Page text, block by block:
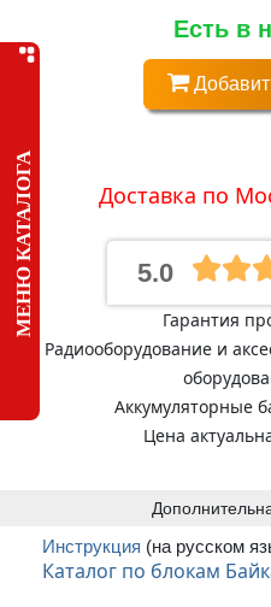
МЕНЮ КАТАЛОГА
Есть в
Доставка по
5.0
Гарантия
Радиооборудование и
Аккумуляторные
Цена
Инструкция (на русском
Каталог по блокам